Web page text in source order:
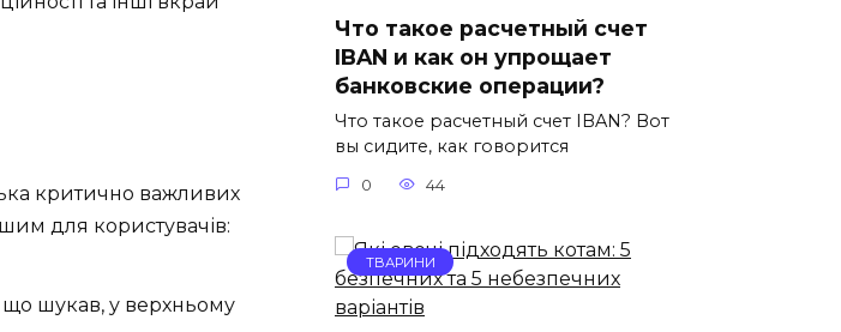
критично важливих
для користувачів:
шукав, у верхньому
Что такое расчетный счет
IBAN и как он упрощает
банковские операции?
Что такое расчетный счет IBAN? Вот
вы сидите, как говорится
0 44
ТВАРИНИ